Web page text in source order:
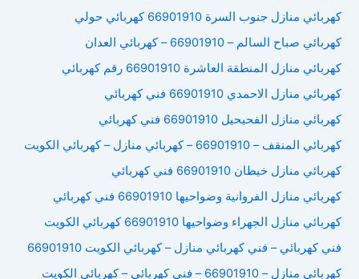
كهربائي منازل جنوب السرة 66901910 كهربائي حولي
كهربائي صباح السالم – 66901910 – كهربائي العدان
كهربائي منازل المنطقة العاشرة 66901910 رقم كهربائي
كهربائي منازل الاحمدي 66901910 فني كهربائي
كهربائي منازل الفحيحيل 66901910 فني كهربائي
كهربائي المنقف – 66901910 – كهربائي منازل – كهربائي الكويت
كهربائي منازل خيطان 66901910 فني كهربائي
كهربائي منازل الفروانية وضواحيها 66901910 فني كهربائي
كهربائي منازل الجهراء وضواحيها 66901910 كهربائي الكويت
فني كهربائي – فني كهربائي منازل – كهربائي الكويت 66901910
كهربائي منازل – 66901910 – فني كهربائي – كهربائي الكويت